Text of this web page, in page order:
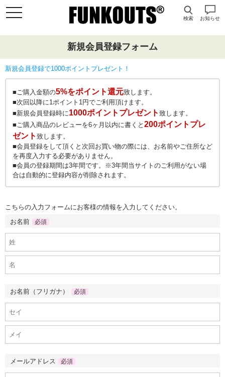
検索 お知らせ
新規会員登録フォーム
新規会員登録で1000ポイントプレゼント！
■ご購入金額の5%をポイント還元致します。
■次回以降に1ポイント1円でご利用頂けます。
■新規会員登録時に1000ポイントプレゼント 致します。
■ご購入商品のレビューを6ヶ月以内に書くと 200ポイントプレ
ゼント 致します。
■会員登録をして頂くと次回お買い物の際には、お名前やご住所など
を再度入力する必要がありません。
■会員の登録期間は3年間です。※3年間当サイトのご利用がない場
合は自動的に登録内容が削除されます。
こちらの入力フォームにお客様の情報を入力してください。
お名前
必須
お名前（フリガナ） 必須
メールアドレス 必須